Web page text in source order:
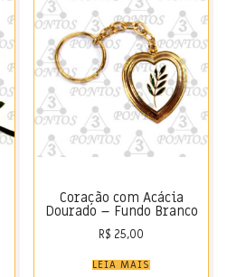
Coração com Acácia
Dourado – Fundo Branco
R$ 25,00
LEIA MAIS